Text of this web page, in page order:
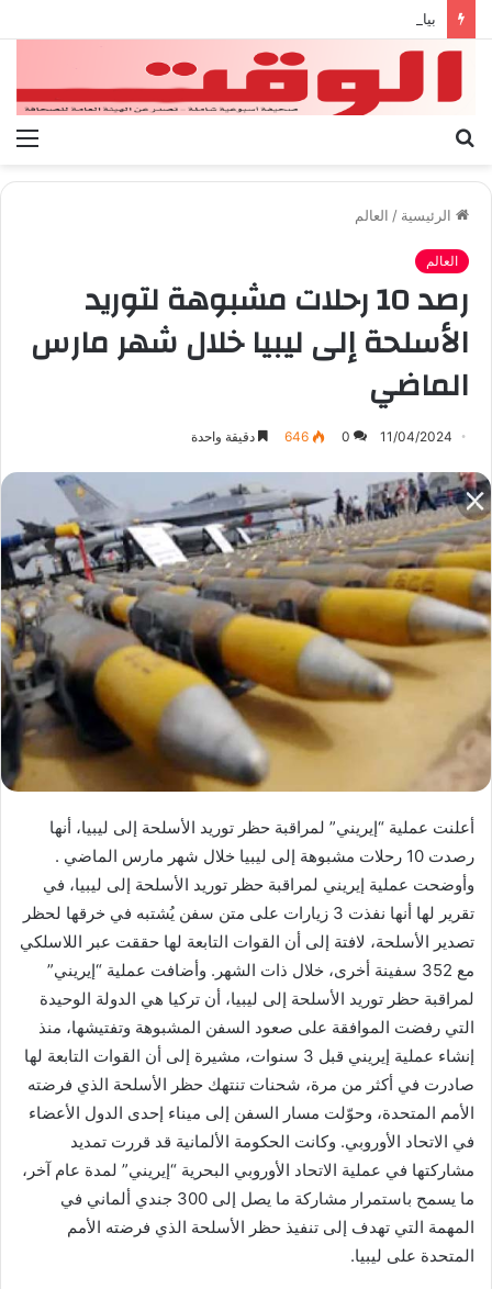
بيان الإتحاد الوطنى العام لعمال ليبيا
الرئيسية / العالم
العالم
رصد 10 رحلات مشبوهة لتوريد
الأسلحة إلى ليبيا خلال شهر مارس
الماضي
11/04/2024
0
646 دقيقة واحدة
أعلنت عملية “إيريني” لمراقبة حظر توريد الأسلحة إلى ليبيا، أنها
رصدت 10 رحلات مشبوهة إلى ليبيا خلال شهر مارس الماضي .
وأوضحت عملية إيريني لمراقبة حظر توريد الأسلحة إلى ليبيا، في
تقرير لها أنها نفذت 3 زيارات على متن سفن يُشتبه في خرقها لحظر
تصدير الأسلحة، لافتة إلى أن القوات التابعة لها حققت عبر اللاسلكي
مع 352 سفينة أخرى، خلال ذات الشهر. وأضافت عملية “إيريني”
لمراقبة حظر توريد الأسلحة إلى ليبيا، أن تركيا هي الدولة الوحيدة
التي رفضت الموافقة على صعود السفن المشبوهة وتفتيشها، منذ
إنشاء عملية إيريني قبل 3 سنوات، مشيرة إلى أن القوات التابعة لها
صادرت في أكثر من مرة، شحنات تنتهك حظر الأسلحة الذي فرضته
الأمم المتحدة، وحوّلت مسار السفن إلى ميناء إحدى الدول الأعضاء
في الاتحاد الأوروبي. وكانت الحكومة الألمانية قد قررت تمديد
مشاركتها في عملية الاتحاد الأوروبي البحرية “إيريني” لمدة عام آخر،
ما يسمح باستمرار مشاركة ما يصل إلى 300 جندي ألماني في
المهمة التي تهدف إلى تنفيذ حظر الأسلحة الذي فرضته الأمم
المتحدة على ليبيا.